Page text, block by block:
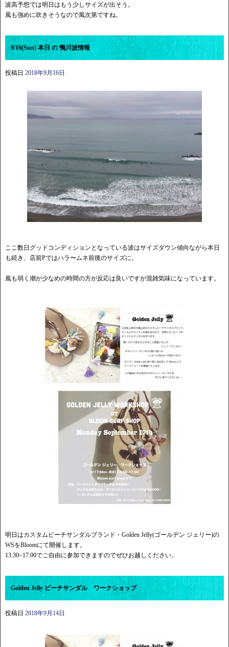
波高予想では明日はもう少しサイズが出そう。
風も強めに吹きそうなので風次第ですね。
9/16(Sun) 本日 の 鴨川波情報
投稿日 2018年9月16日
ここ数日グッドコンディションとなっている波はサイズダウン傾向ながら本日
も続き、店前Pではハラ〜ムネ前後のサイズに。
風も弱く潮が少なめの時間の方が反応は良いですが混雑気味になっています。
明日はカスタムビーチサンダルブランド・Golden Jelly(ゴールデン ジェリー)の
WSをBloomにて開催します。
13:30~17:00でご自由に参加できますのでぜひお越しください。
Golden Jelly ビーチサンダル ワークショップ
投稿日 2018年9月14日